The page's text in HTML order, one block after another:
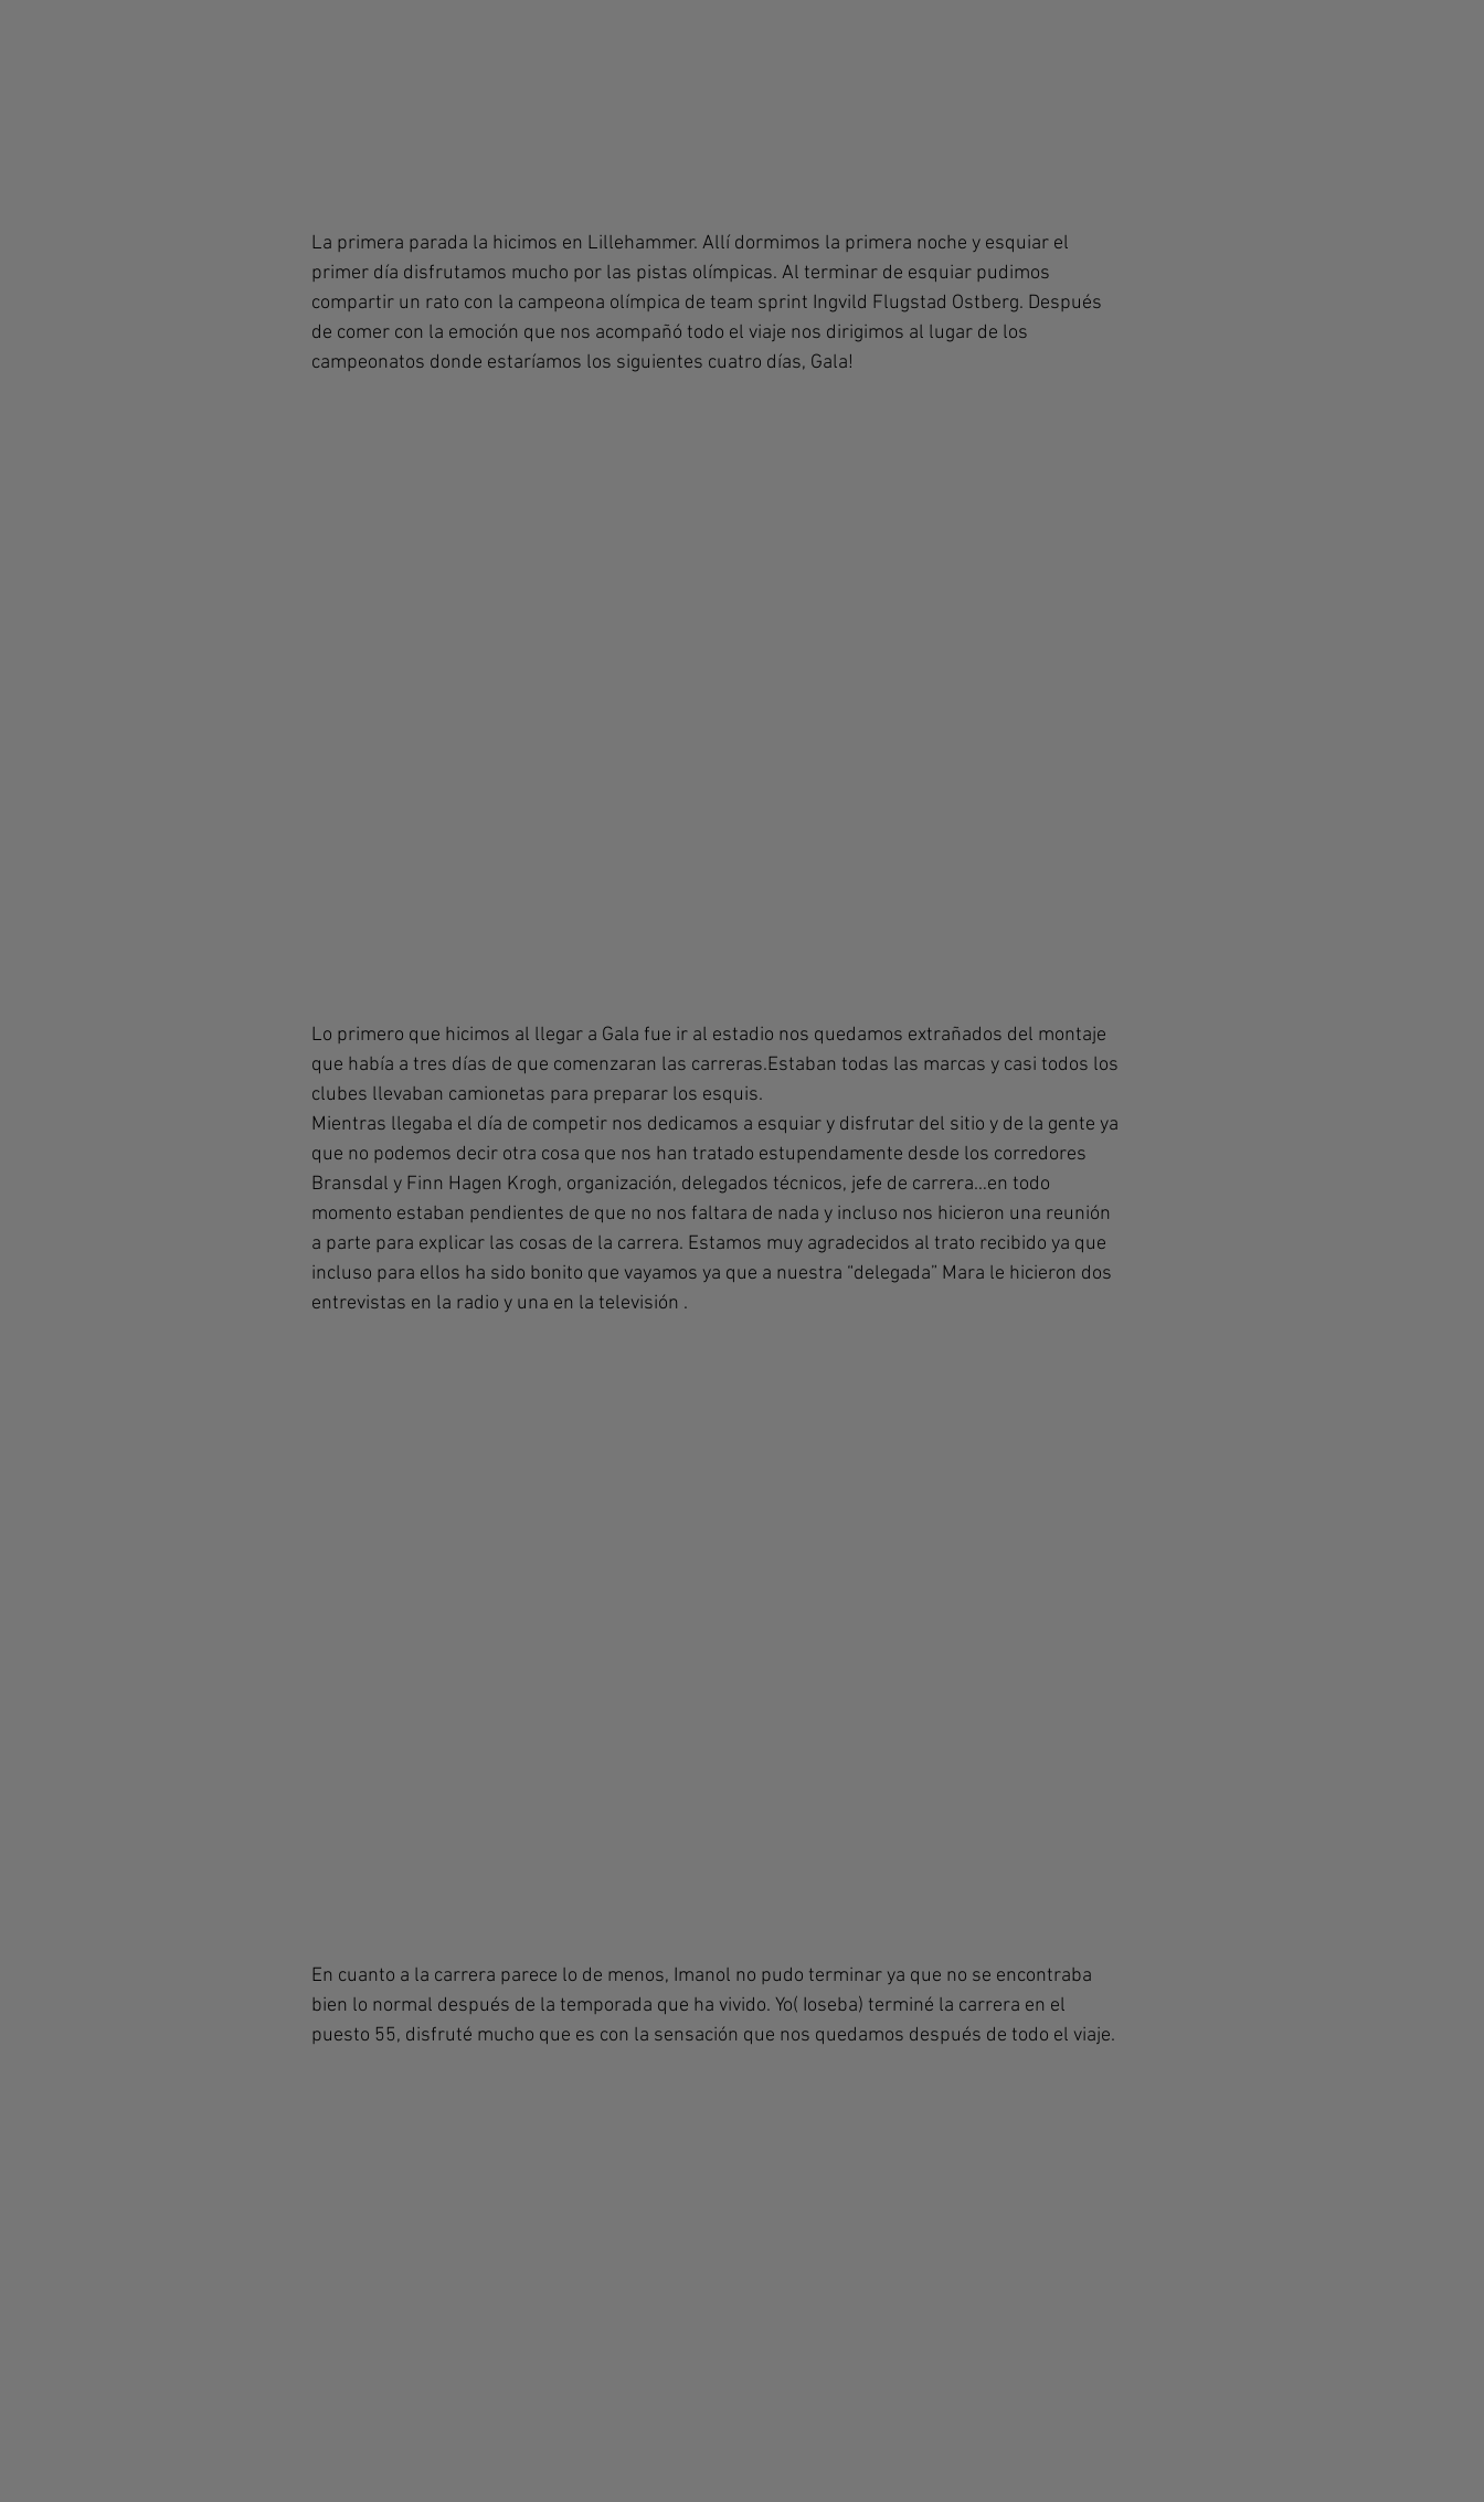
La primera parada la hicimos en Lillehammer. Allí dormimos la primera noche y esquiar el
primer día disfrutamos mucho por las pistas olímpicas. Al terminar de esquiar pudimos
compartir un rato con la campeona olímpica de team sprint Ingvild Flugstad Ostberg. Después
de comer con la emoción que nos acompañó todo el viaje nos dirigimos al lugar de los
campeonatos donde estaríamos los siguientes cuatro días, Gala!
Lo primero que hicimos al llegar a Gala fue ir al estadio nos quedamos extrañados del montaje
que había a tres días de que comenzaran las carreras.Estaban todas las marcas y casi todos los
clubes llevaban camionetas para preparar los esquis.
Mientras llegaba el día de competir nos dedicamos a esquiar y disfrutar del sitio y de la gente ya
que no podemos decir otra cosa que nos han tratado estupendamente desde los corredores
Bransdal y Finn Hagen Krogh, organización, delegados técnicos, jefe de carrera…en todo
momento estaban pendientes de que no nos faltara de nada y incluso nos hicieron una reunión
a parte para explicar las cosas de la carrera. Estamos muy agradecidos al trato recibido ya que
incluso para ellos ha sido bonito que vayamos ya que a nuestra “delegada” Mara le hicieron dos
entrevistas en la radio y una en la televisión .
En cuanto a la carrera parece lo de menos, Imanol no pudo terminar ya que no se encontraba
bien lo normal después de la temporada que ha vivido. Yo( Ioseba) terminé la carrera en el
puesto 55, disfruté mucho que es con la sensación que nos quedamos después de todo el viaje.